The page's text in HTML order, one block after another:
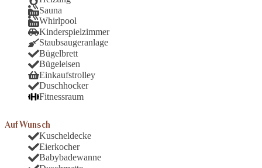
Sauna
Whirlpool
Kinderspielzimmer
Staubsaugeranlage
Bügelbrett
Bügeleisen
Einkaufstrolley
Duschhocker
Fitnessraum
Auf Wunsch
Kuscheldecke
Eierkocher
Babybadewanne